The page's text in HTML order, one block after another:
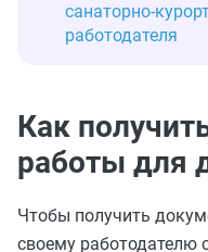
санаторно-
работодателя
Как
работы для
Чтобы получить
своему работодателю